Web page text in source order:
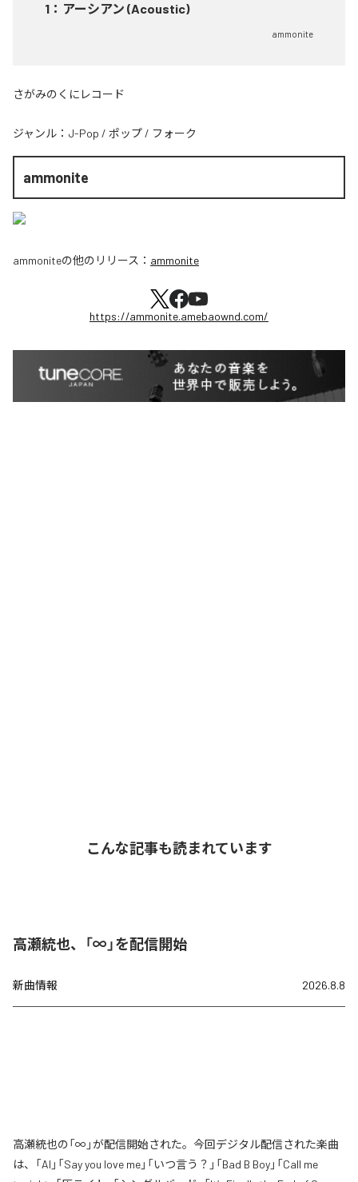
1 ： アーシアン (Acoustic)
ammonite
さがみのくにレコード
ジャンル： J-Pop / ポップ / フォーク
ammonite
ammoniteの他のリリース： ammonite
https://ammonite.amebaownd.com/
こんな記事も読まれています
高瀬統也、「∞」を配信開始
新曲情報 2026.8.8
高瀬統也の「∞」が配信開始された。今回デジタル配信された楽曲
は、「AI」「Say you love me」「いつ言う？」「Bad B Boy」「Call me